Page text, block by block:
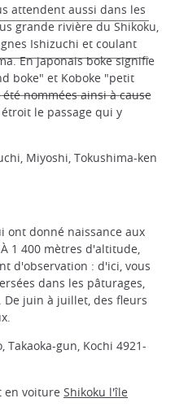
attendent aussi dans les
grande rivière du Shikoku,
Ishizuchi et coulant
En japonais boke signifie
boke" et Koboke "petit
nommées ainsi à cause
le passage qui y
Miyoshi, Tokushima-ken
ont donné naissance aux
1 400 mètres d'altitude,
d'observation : d'ici, vous
dans les pâturages,
De juin à juillet, des fleurs
Takaoka-gun, Kochi 4921-
en voiture Shikoku l'île